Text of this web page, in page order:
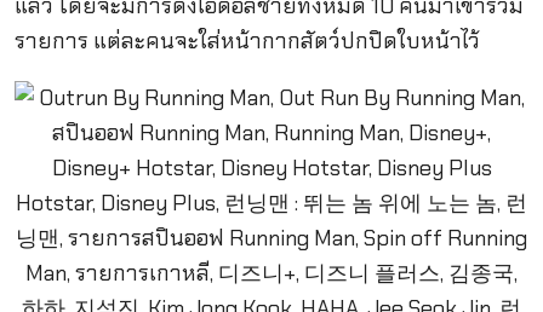
รายการ แต่ละคนจะใส่หน้ากากสัตว์ปกปิดใบหน้าไว้